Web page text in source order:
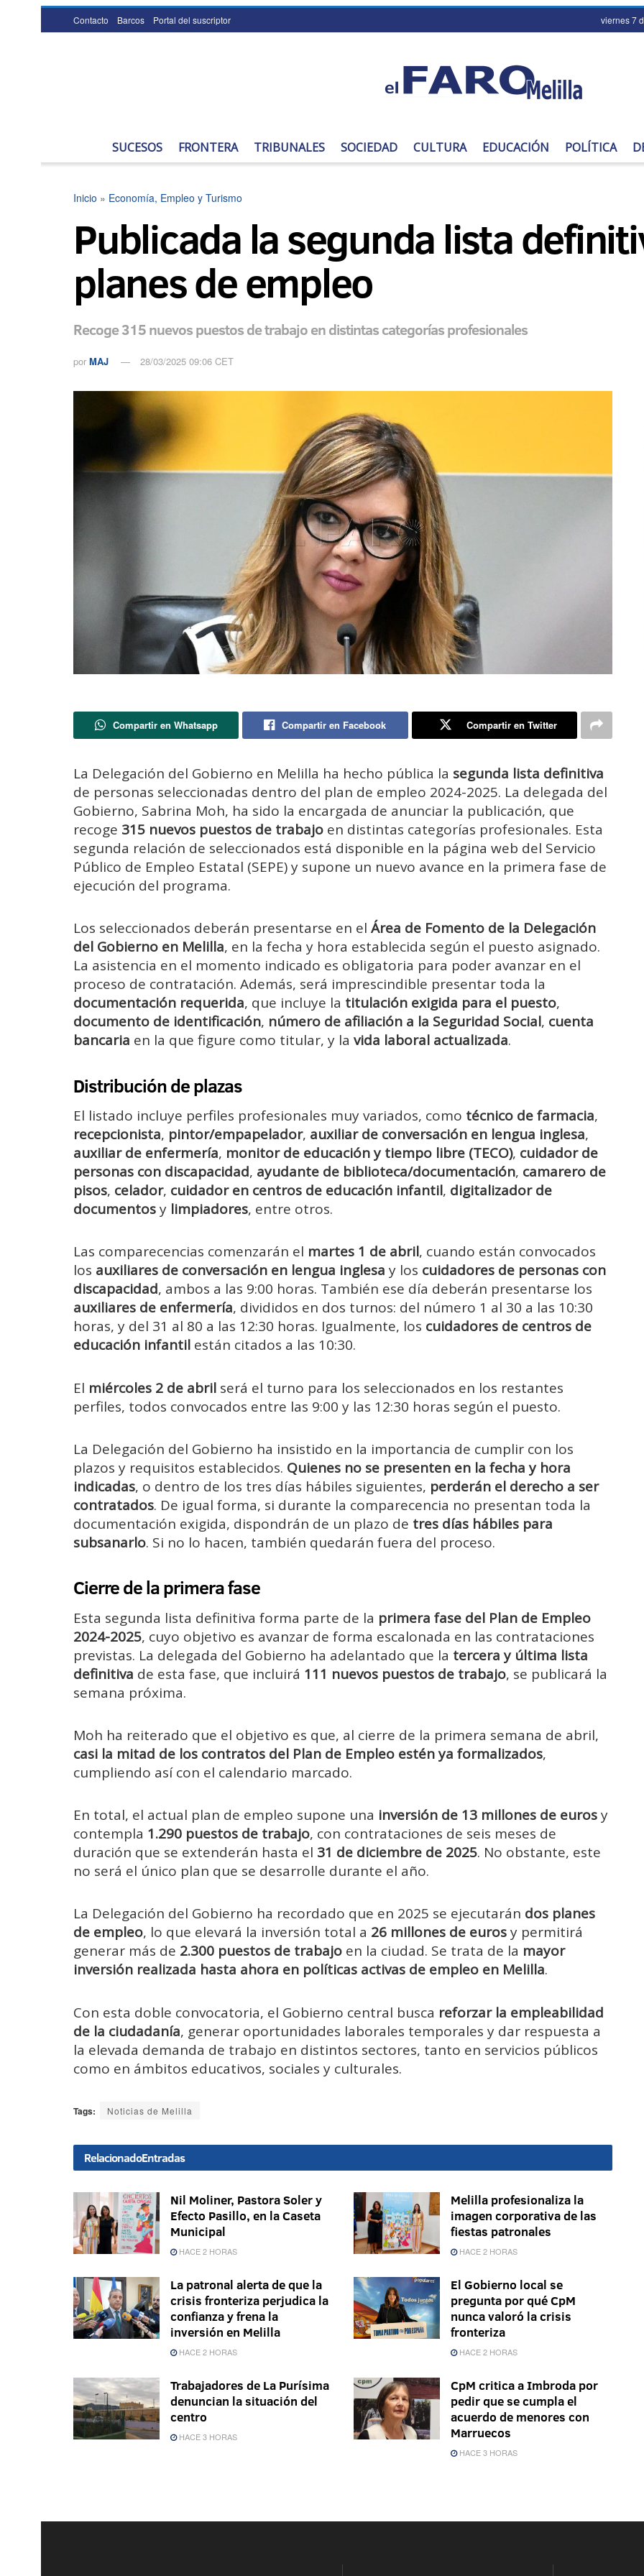
Contacto Barcos Portal del suscriptor viernes 7
SUCESOS FRONTERA TRIBUNALES SOCIEDAD CULTURA EDUCACIÓN POLÍTICA
Inicio » Economía, Empleo y Turismo
Publicada la segunda lista
planes de empleo
Recoge 315 nuevos puestos de trabajo en distintas categorías profesionales
por MAJ 28/03/2025 09:06 CET
Compartir en Whatsapp Compartir en Facebook Compartir en Twitter
La Delegación del Gobierno en Melilla ha hecho pública la segunda lista definitiva
de personas seleccionadas dentro del plan de empleo 2024-2025. La delegada del
Gobierno, Sabrina Moh, ha sido la encargada de anunciar la publicación, que
recoge 315 nuevos puestos de trabajo en distintas categorías profesionales. Esta
segunda relación de seleccionados está disponible en la página web del Servicio
Público de Empleo Estatal (SEPE) y supone un nuevo avance en la primera fase de
ejecución del programa.
Los seleccionados deberán presentarse en el Área de Fomento de la Delegación
del Gobierno en Melilla, en la fecha y hora establecida según el puesto asignado.
La asistencia en el momento indicado es obligatoria para poder avanzar en el
proceso de contratación. Además, será imprescindible presentar toda la
documentación requerida, que incluye la titulación exigida para el puesto,
documento de identificación, número de afiliación a la Seguridad Social, cuenta
bancaria en la que figure como titular, y la vida laboral actualizada.
Distribución de plazas
El listado incluye perfiles profesionales muy variados, como técnico de farmacia,
recepcionista, pintor/empapelador, auxiliar de conversación en lengua inglesa,
auxiliar de enfermería, monitor de educación y tiempo libre (TECO), cuidador de
personas con discapacidad, ayudante de biblioteca/documentación, camarero de
pisos, celador, cuidador en centros de educación infantil, digitalizador de
documentosy limpiadores, entre otros.
Las comparecencias comenzarán el martes 1 de abril, cuando están convocados
los auxiliares de conversación en lengua inglesa y los cuidadores de personas con
discapacidad, ambos a las 9:00 horas. También ese día deberán presentarse los
auxiliares de enfermería, divididos en dos turnos: del número 1 al 30 a las 10:30
horas, y del 31 al 80 a las 12:30 horas. Igualmente, los cuidadores de centros de
educación infantil están citados a las 10:30.
El miércoles 2 de abril será el turno para los seleccionados en los restantes
perfiles, todos convocados entre las 9:00 y las 12:30 horas según el puesto.
La Delegación del Gobierno ha insistido en la importancia de cumplir con los
plazos y requisitos establecidos. Quienes no se presenten en la fecha y hora
indicadas, o dentro de los tres días hábiles siguientes, perderán el derecho a ser
contratados. De igual forma, si durante la comparecencia no presentan toda la
documentación exigida, dispondrán de un plazo de tres días hábiles para
subsanarlo. Si no lo hacen, también quedarán fuera del proceso.
Cierre de la primera fase
Esta segunda lista definitiva forma parte de la primera fase del Plan de Empleo
2024-2025, cuyo objetivo es avanzar de forma escalonada en las contrataciones
previstas. La delegada del Gobierno ha adelantado que la tercera y última lista
definitiva de esta fase, que incluirá 111 nuevos puestos de trabajo, se publicará la
semana próxima.
Moh ha reiterado que el objetivo es que, al cierre de la primera semana de abril,
casi la mitad de los contratos del Plan de Empleo estén ya formalizados,
cumpliendo así con el calendario marcado.
En total, el actual plan de empleo supone una inversión de 13 millones de eurosy
contempla 1.290 puestos de trabajo, con contrataciones de seis meses de
duración que se extenderán hasta el 31 de diciembre de 2025. No obstante, este
no será el único plan que se desarrolle durante el año.
La Delegación del Gobierno ha recordado que en 2025 se ejecutarán dos planes
de empleo, lo que elevará la inversión total a 26 millones de eurosy permitirá
generar más de 2.300 puestos de trabajo en la ciudad. Se trata de la mayor
inversión realizada hasta ahora en políticas activas de empleo en Melilla.
Con esta doble convocatoria, el Gobierno central busca reforzar la empleabilidad
de la ciudadanía, generar oportunidades laborales temporales y dar respuesta a
la elevada demanda de trabajo en distintos sectores, tanto en servicios públicos
como en ámbitos educativos, sociales y culturales.
Tags: Noticias de Melilla
RelacionadoEntradas
Nil Moliner, Pastora Soler y
Efecto Pasillo, en la Caseta
Municipal
HACE 2 HORAS
Melilla profesionaliza la
imagen corporativa de las
fiestas patronales
HACE 2 HORAS
La patronal alerta de que la
crisis fronteriza perjudica la
confianza y frena la
inversión en Melilla
HACE 2 HORAS
El Gobierno local se
pregunta por qué CpM
nunca valoró la crisis
fronteriza
HACE 2 HORAS
Trabajadores de La Purísima
denuncian la situación del
centro
HACE 3 HORAS
CpM critica a Imbroda por
pedir que se cumpla el
acuerdo de menores con
Marruecos
HACE 3 HORAS